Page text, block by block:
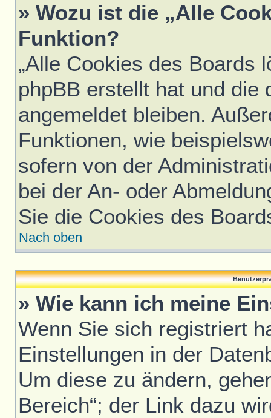
» Wozu ist die „Alle
Funktion?
„Alle Cookies des Boards
phpBB erstellt hat und die
angemeldet bleiben.
Funktionen, wie
sofern von der
bei der An- oder
Sie die Cookies des
Nach oben
» Wie kann ich meine
Wenn Sie sich registriert
Einstellungen in der
Um diese zu ändern,
Bereich“; der Link dazu